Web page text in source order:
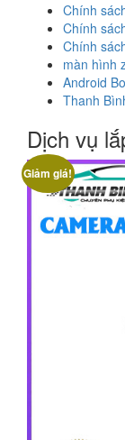
Chính
Chính
Chính
màn hình
Android
Thanh
Dịch vụ
Giảm giá!